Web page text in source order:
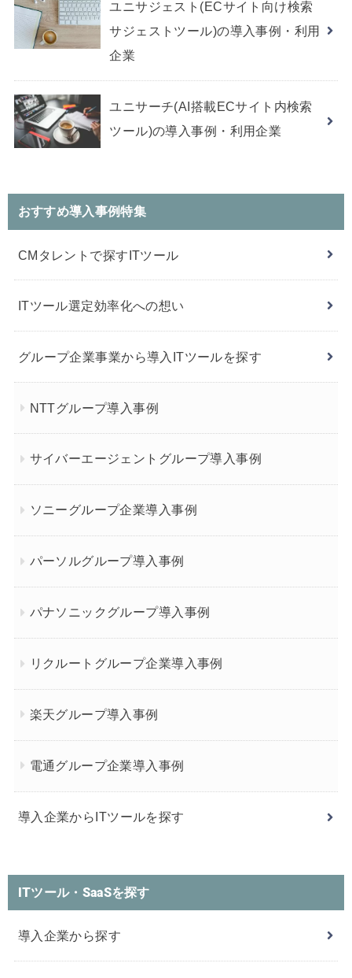
ユニサジェスト(ECサイト向け検索
サジェストツール)の導入事例・利用
企業
ユニサーチ(AI搭載ECサイト内検索
ツール)の導入事例・利用企業
おすすめ導入事例特集
CMタレントで探すITツール
ITツール選定効率化への想い
グループ企業事業から導入ITツールを探す
NTTグループ導入事例
サイバーエージェントグループ導入事例
ソニーグループ企業導入事例
パーソルグループ導入事例
パナソニックグループ導入事例
リクルートグループ企業導入事例
楽天グループ導入事例
電通グループ企業導入事例
導入企業からITツールを探す
ITツール・SaaSを探す
導入企業から探す